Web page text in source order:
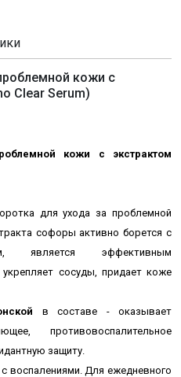
кожи с
Clear Serum)
кожи с экстрактом
для ухода за проблемной
софоры активно борется с
является эффективным
сосуды, придает коже
в составе - оказывает
противовоспалительное
защиту.
воспалениями. Для ежедневного